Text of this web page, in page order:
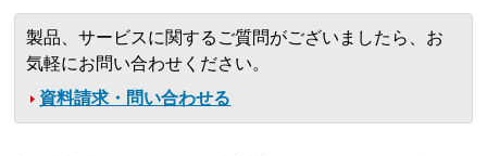
製品、サービスに関するご質問がございましたら、お
気軽にお問い合わせください。
資料請求・問い合わせる